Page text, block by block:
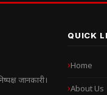
जानकारी।
QUICK
Home
About Us